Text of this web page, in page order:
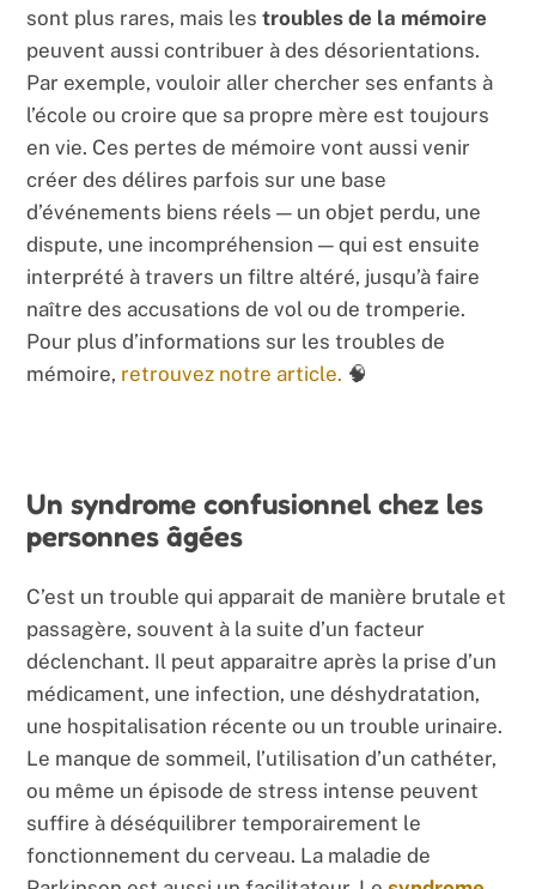
sont plus rares, mais lestroubles de la mémoire
peuvent aussi contribuer à des désorientations.
Par exemple, vouloir aller chercher ses enfants à
l’école ou croire que sa propre mère est toujours
en vie. Ces pertes de mémoire vont aussi venir
créer des délires parfois sur une base
d’événements biens réels — un objet perdu, une
dispute, une incompréhension — qui est ensuite
interprété à travers un filtre altéré, jusqu’à faire
naître des accusations de vol ou de tromperie.
Pour plus d’informations sur les troubles de
mémoire, retrouvez notre article. 🧠
Un syndrome confusionnel chez les
personnes âgées
C’est un trouble qui apparait de manière brutale et
passagère, souvent à la suite d’un facteur
déclenchant. Il peut apparaitre après la prise d’un
médicament, une infection, une déshydratation,
une hospitalisation récente ou un trouble urinaire.
Le manque de sommeil, l’utilisation d’un cathéter,
ou même un épisode de stress intense peuvent
suffire à déséquilibrer temporairement le
fonctionnement du cerveau. La maladie de